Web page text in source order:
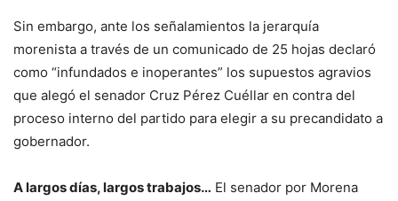
Sin embargo, ante los señalamientos la jerarquía
morenista a través de un comunicado de 25 hojas declaró
como “infundados e inoperantes” los supuestos agravios
que alegó el senador Cruz Pérez Cuéllar en contra del
proceso interno del partido para elegir a su precandidato a
gobernador.
A largos días, largos trabajos… El senador por Morena